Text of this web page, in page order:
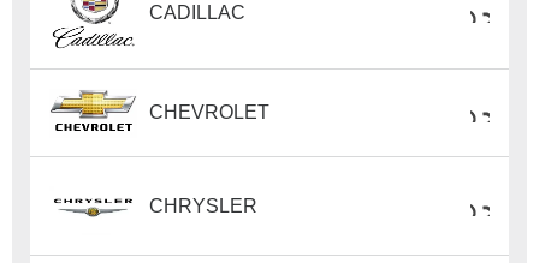
CADILLAC
CHEVROLET
CHRYSLER